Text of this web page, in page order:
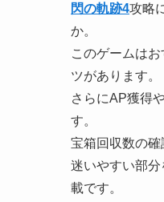
閃の軌跡4攻略
か。
このゲームは
ツがあります。
さらにAP獲得
す。
宝箱回収数の確
迷いやすい部
載です。